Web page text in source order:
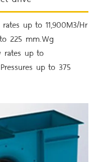
up to 11,900M3/Hr
225 mm.Wg
rates up to
up to 375